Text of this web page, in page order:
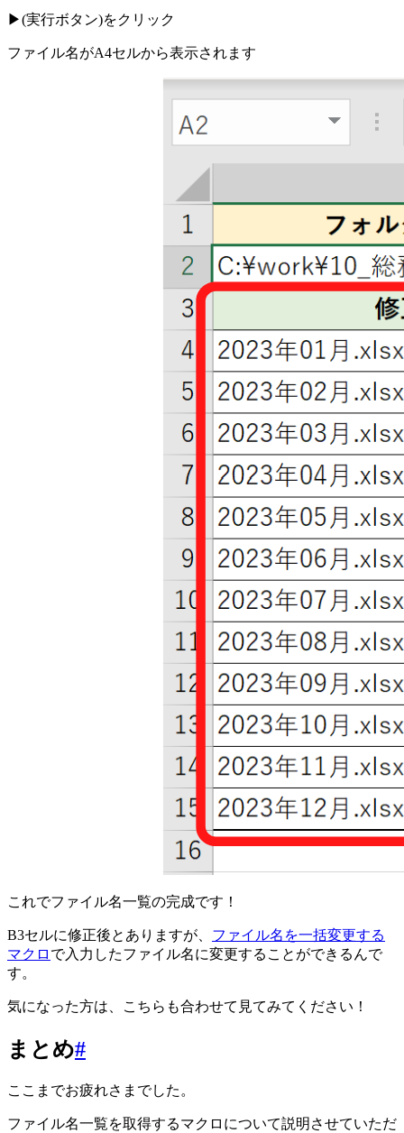
▶︎(実行ボタン)をクリック
ファイル名がA4セルから表示されます
これでファイル名一覧の完成です！
B3セルに修正後とありますが、 ファイル名を一括変更する
マクロ で入力したファイル名に変更することができるんで
す。
気になった方は、こちらも合わせて見てみてください！
まとめ#
ここまでお疲れさまでした。
ファイル名一覧を取得するマクロについて説明させていただ